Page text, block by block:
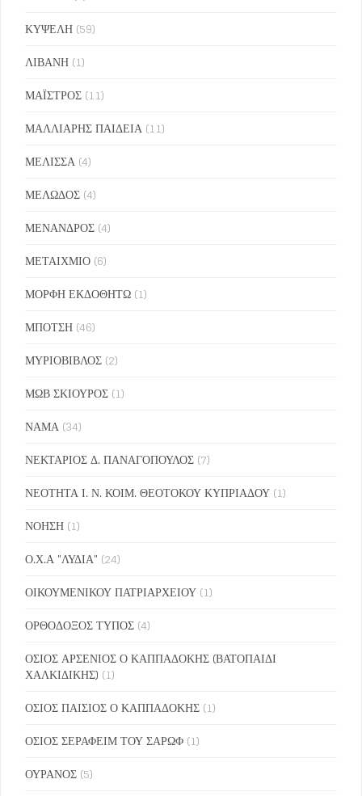
ΚΥΨΕΛΗ (59)
ΛΙΒΑΝΗ (1)
ΜΑΪΣΤΡΟΣ (11)
ΜΑΛΛΙΑΡΗΣ ΠΑΙΔΕΙΑ (11)
ΜΕΛΙΣΣΑ (4)
ΜΕΛΩΔΟΣ (4)
ΜΕΝΑΝΔΡΟΣ (4)
ΜΕΤΑΙΧΜΙΟ (6)
ΜΟΡΦΗ ΕΚΔΟΘΗΤΩ (1)
ΜΠΟΤΣΗ (46)
ΜΥΡΙΟΒΙΒΛΟΣ (2)
ΜΩΒ ΣΚΙΟΥΡΟΣ (1)
ΝΑΜΑ (34)
ΝΕΚΤΑΡΙΟΣ Δ. ΠΑΝΑΓΟΠΟΥΛΟΣ (7)
ΝΕΟΤΗΤΑ Ι. Ν. ΚΟΙΜ. ΘΕΟΤΟΚΟΥ ΚΥΠΡΙΑΔΟΥ (1)
ΝΟΗΣΗ (1)
Ο.Χ.Α "ΛΥΔΙΑ" (24)
ΟΙΚΟΥΜΕΝΙΚΟΥ ΠΑΤΡΙΑΡΧΕΙΟΥ (1)
ΟΡΘΟΔΟΞΟΣ ΤΥΠΟΣ (4)
ΟΣΙΟΣ ΑΡΣΕΝΙΟΣ Ο ΚΑΠΠΑΔΟΚΗΣ (ΒΑΤΟΠΑΙΔΙ
ΧΑΛΚΙΔΙΚΗΣ) (1)
ΟΣΙΟΣ ΠΑΙΣΙΟΣ Ο ΚΑΠΠΑΔΟΚΗΣ (1)
ΟΣΙΟΣ ΣΕΡΑΦΕΙΜ ΤΟΥ ΣΑΡΩΦ (1)
ΟΥΡΑΝΟΣ (5)